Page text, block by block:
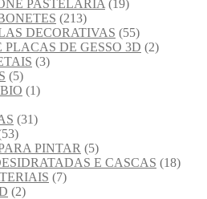
PASTELARIA (19)
(213)
DECORATIVAS (55)
DE GESSO 3D (2)
(3)
(5)
(1)
(31)
PINTAR (5)
E CASCAS (18)
(7)
(2)